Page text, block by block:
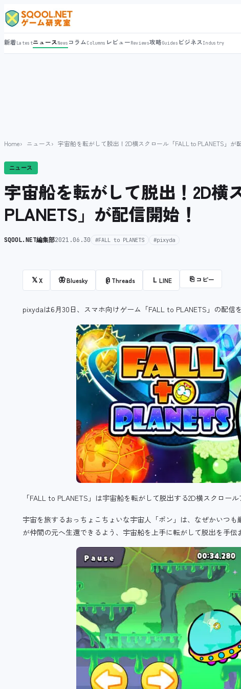
新着LatestニュースNews コラムColumns レビューReviews攻略Guides ビジネスIndustry
Home ニュース 宇宙船を転がして脱出！2D横スクロール「FALL to PLANETS」が
ニュース
宇宙船を転がして脱出！2D横
PLANETS」が配信開始！
SQOOL.NET編集部2021.06.30 #FALL to PLANETS #pixyda
𝕏X 🦋Bluesky @ Threads L LINE ⎘ コピー
pixydaは6月30日、スマホ向けゲーム「FALL to PLANETS」の配信
「FALL to PLANETS」は宇宙船を転がして脱出する2D横スクロール
宇宙を旅するおっちょこちょいな宇宙人「ポン」は、なぜかいつ
が仲間の元へ生還できるよう、宇宙船を上手に転がして脱出を手伝